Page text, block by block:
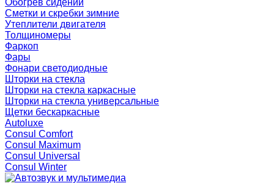
Обогрев сидений
Сметки и скребки зимние
Утеплители двигателя
Толщиномеры
Фаркоп
Фары
Фонари светодиодные
Шторки на стекла
Шторки на стекла каркасные
Шторки на стекла универсальные
Щетки бескаркасные
Autoluxe
Consul Comfort
Consul Maximum
Consul Universal
Consul Winter